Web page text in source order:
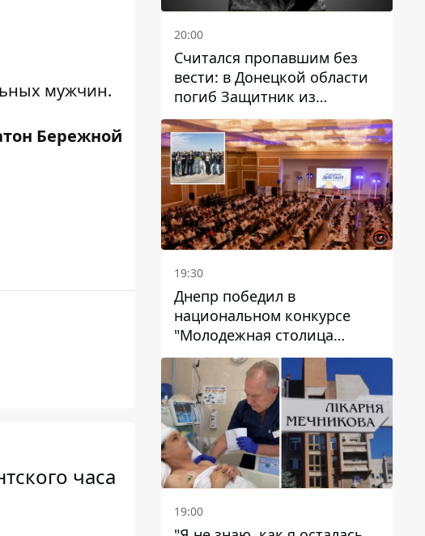
мужчин.
Бережной
часа
20:00
Считался пропавшим без
вести: в Донецкой области
погиб Защитник из
Каменского Антон
Красовский
19:30
Днепр победил в
национальном конкурсе
"Молодежная столица
Украины – 2026"
19:00